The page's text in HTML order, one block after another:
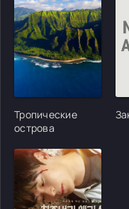
Тропические
острова